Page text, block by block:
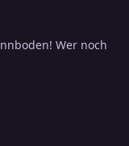
Wer noch